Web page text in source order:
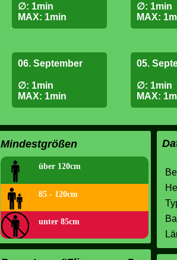
∅: 1min
MAX: 1min
∅: 1min
MAX:
06. September
∅: 1min
MAX: 1min
05.
∅: 1min
MAX:
Mindestgrößen
über 120cm
85 - 120cm
unter 85cm